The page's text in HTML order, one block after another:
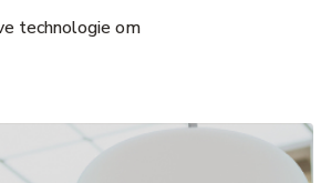
technologie om